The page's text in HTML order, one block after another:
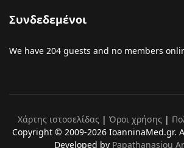
Συνδεδεμένοι
We have 204 guests and no members
Χάρτης ιστοσελίδας| Όροι χρήσης|
Copyright © 2009-2026 IoanninaMed.gr.
Developed by Papathanasiou